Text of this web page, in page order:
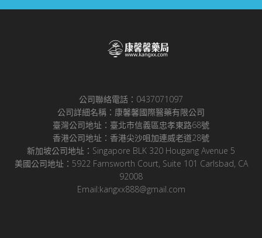
公司聯絡電話：0437071097
公司詳細名稱：康馨馨國際醫藥有限公司
臺灣公司地址：臺北市信義區忠孝東路68號
香港公司地址：香港尖沙咀加連威老道28號
新加坡公司地址：Singapore BLK 320 Hougang Avenue 5
美國公司地址：5922 Farnsworth Court, Suite 101 Carlsbad, CA
92008
Email:kangxx888@gmail.com